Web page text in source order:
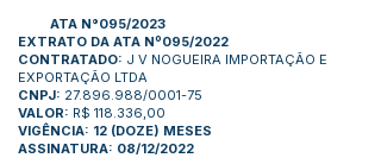
ATA N°095/2023
EXTRATO DA ATA Nº095/2022
CONTRATADO: J V NOGUEIRA IMPORTAÇÃO E
EXPORTAÇÃO LTDA
CNPJ: 27.896.988/0001-75
VALOR: R$ 118.336,00
VIGÊNCIA: 12 (DOZE) MESES
ASSINATURA: 08/12/2022